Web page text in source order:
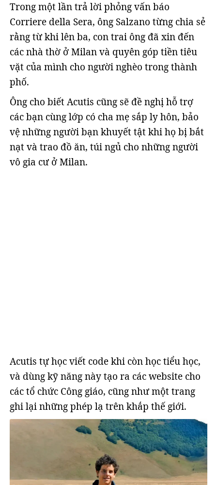
Trong một lần trả lời phỏng vấn báo
Corriere della Sera, ông Salzano từng chia sẻ
rằng từ khi lên ba, con trai ông đã xin đến
các nhà thờ ở Milan và quyên góp tiền tiêu
vặt của mình cho người nghèo trong thành
phố.
Ông cho biết Acutis cũng sẽ đề nghị hỗ trợ
các bạn cùng lớp có cha mẹ sắp ly hôn, bảo
vệ những người bạn khuyết tật khi họ bị bắt
nạt và trao đồ ăn, túi ngủ cho những người
vô gia cư ở Milan.
Acutis tự học viết code khi còn học tiểu học,
và dùng kỹ năng này tạo ra các website cho
các tổ chức Công giáo, cũng như một trang
ghi lại những phép lạ trên khắp thế giới.